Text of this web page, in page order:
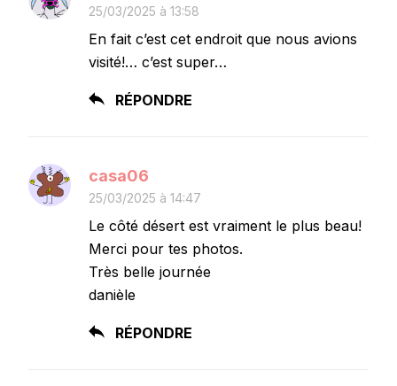
25/03/2025 à 13:58
En fait c’est cet endroit que nous avions
visité!… c’est super…
RÉPONDRE
casa06
25/03/2025 à 14:47
Le côté désert est vraiment le plus beau!
Merci pour tes photos.
Très belle journée
danièle
RÉPONDRE